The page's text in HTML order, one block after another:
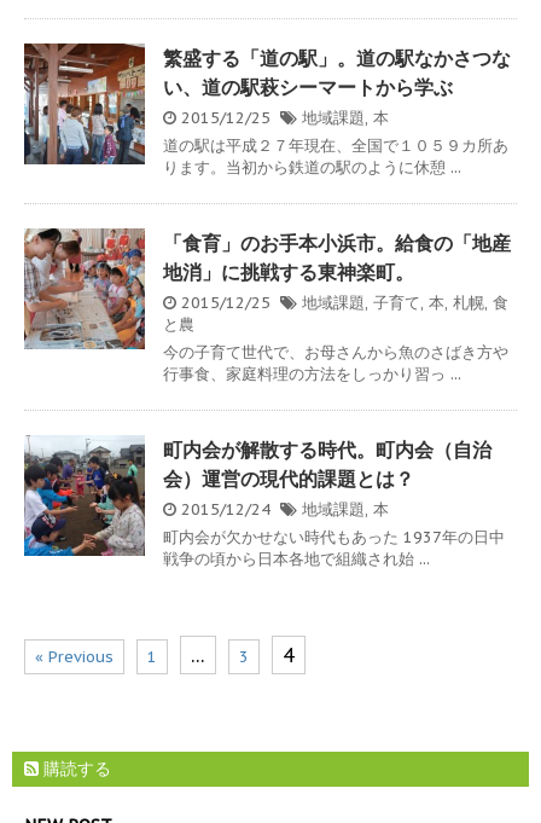
繁盛する「道の駅」。道の駅なかさつな
い、道の駅萩シーマートから学ぶ
2015/12/25 地域課題, 本
道の駅は平成２７年現在、全国で１０５９カ所あ
ります。当初から鉄道の駅のように休憩 ...
「食育」のお手本小浜市。給食の「地産
地消」に挑戦する東神楽町。
2015/12/25 地域課題, 子育て, 本, 札幌, 食
と農
今の子育て世代で、お母さんから魚のさばき方や
行事食、家庭料理の方法をしっかり習っ ...
町内会が解散する時代。町内会（自治
会）運営の現代的課題とは？
2015/12/24 地域課題, 本
町内会が欠かせない時代もあった 1937年の日中
戦争の頃から日本各地で組織され始 ...
« Previous 1 … 3 4
購読する